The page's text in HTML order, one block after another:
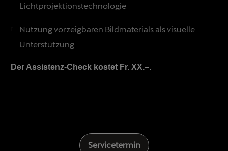
Lichtprojektionstechnologie
Nutzung vorzeigbaren Bildmaterials als visuelle
Unterstützung
Der Assistenz-Check kostet Fr. XX.–.
Servicetermin